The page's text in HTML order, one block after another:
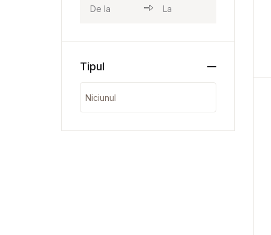
Tipul